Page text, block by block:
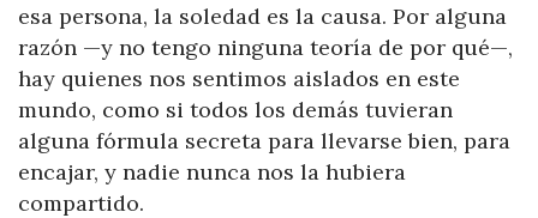
esa persona, la soledad es la causa. Por alguna
razón —y no tengo ninguna teoría de por qué—,
hay quienes nos sentimos aislados en este
mundo, como si todos los demás tuvieran
alguna fórmula secreta para llevarse bien, para
encajar, y nadie nunca nos la hubiera
compartido.